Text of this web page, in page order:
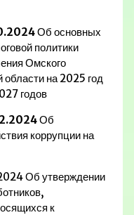
Об основных
политики
Омского
на 2025 год
годов
Об
коррупции на
Об утверждении
к